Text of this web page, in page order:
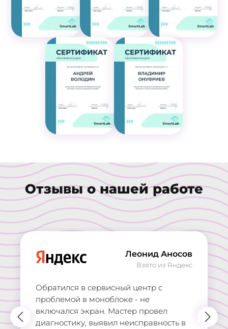
Отзывы о нашей работе
Леонид Аносов
Взято из Яндекс
Обратился в сервисный центр с
проблемой в моноблоке - не
включался экран. Мастер провел
диагностику, выявил неисправность в